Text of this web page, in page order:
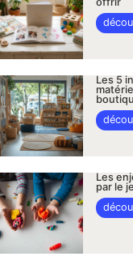
Les 5
Les
par le